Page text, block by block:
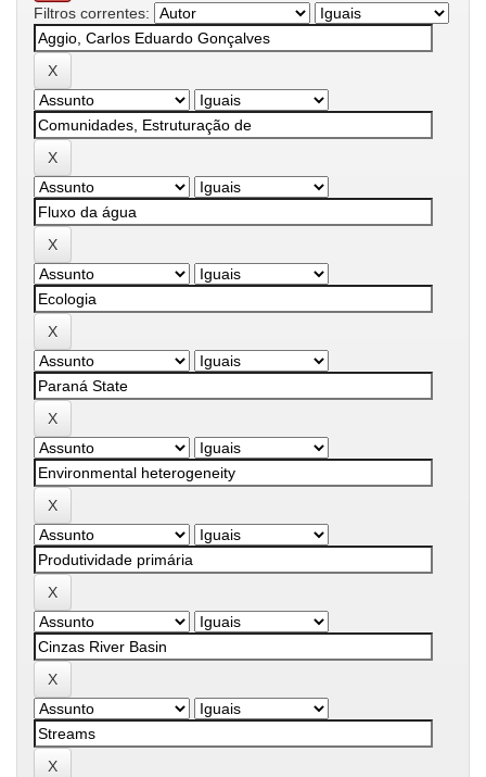
Filtros correntes: